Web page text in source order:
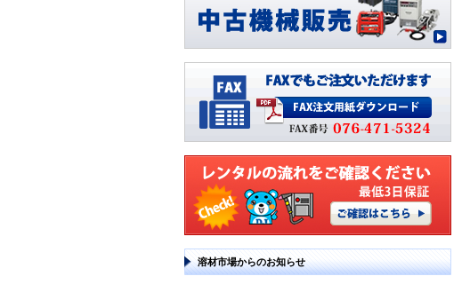
溶材市場からのお知らせ